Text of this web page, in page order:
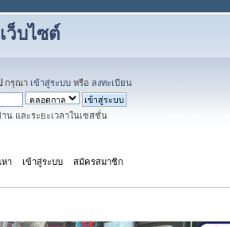
ว็บไซต์
กรุณา เข้าสู่ระบบ หรือ ลงทะเบียน
น และระยะเวลาในเซสชั่น
า เข้าสู่ระบบ สมัครสมาชิก